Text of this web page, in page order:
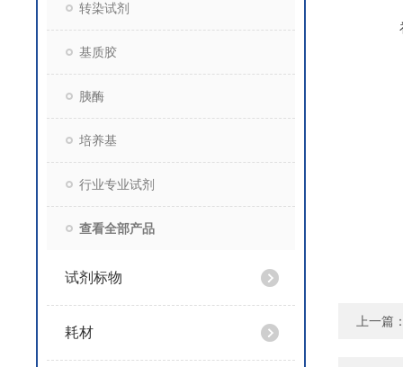
转染试剂
基质胶
胰酶
培养基
行业专业试剂
查看全部产品
试剂标物
耗材
上一篇